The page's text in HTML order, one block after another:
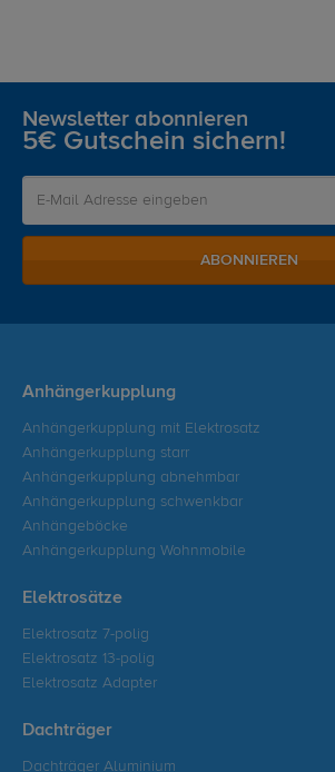
Newsletter abonnieren
5€ Gutschein sichern!
ABONNIEREN
Anhängerkupplung
Anhängerkupplung mit Elektrosatz
Anhängerkupplung starr
Anhängerkupplung abnehmbar
Anhängerkupplung schwenkbar
Anhängeböcke
Anhängerkupplung Wohnmobile
Elektrosätze
Elektrosatz 7-polig
Elektrosatz 13-polig
Elektrosatz Adapter
Dachträger
Dachträger Aluminium